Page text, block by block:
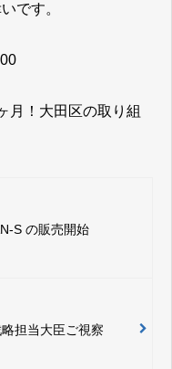
です。
月！大田区の取り組
S の販売開始
担当大臣ご視察